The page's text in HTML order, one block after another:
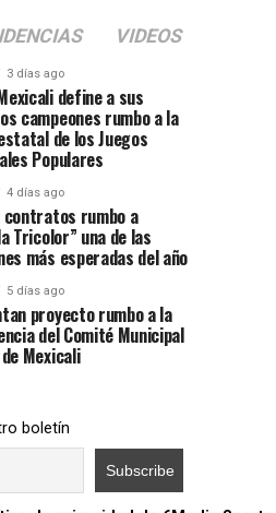
VIDEOS
3 días ago
define a sus
campeones rumbo a la
de los Juegos
Populares
4 días ago
contratos rumbo a
Tricolor” una de las
más esperadas del año
5 días ago
proyecto rumbo a la
del Comité Municipal
Mexicali
boletín